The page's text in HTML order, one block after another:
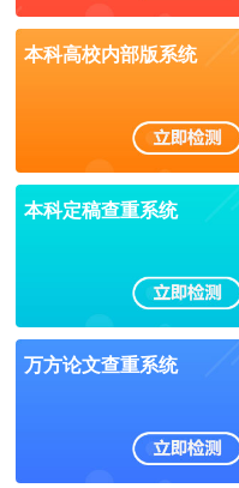
本科高校内部版系统
本科定稿查重系统
万方论文查重系统